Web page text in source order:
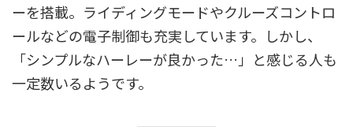
ーを搭載。ライディングモードやクルーズコントロ
ールなどの電子制御も充実しています。しかし、
「シンプルなハーレーが良かった…」と感じる人も
一定数いるようです。